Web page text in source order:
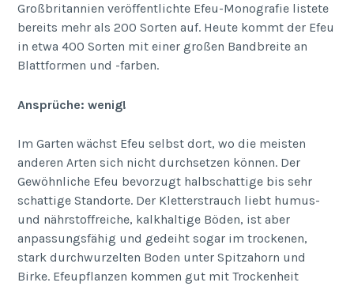
Großbritannien veröffentlichte Efeu-Monografie listete
bereits mehr als 200 Sorten auf. Heute kommt der Efeu
in etwa 400 Sorten mit einer großen Bandbreite an
Blattformen und -farben.
Ansprüche: wenig!
Im Garten wächst Efeu selbst dort, wo die meisten
anderen Arten sich nicht durchsetzen können. Der
Gewöhnliche Efeu bevorzugt halbschattige bis sehr
schattige Standorte. Der Kletterstrauch liebt humus-
und nährstoffreiche, kalkhaltige Böden, ist aber
anpassungsfähig und gedeiht sogar im trockenen,
stark durchwurzelten Boden unter Spitzahorn und
Birke. Efeupflanzen kommen gut mit Trockenheit